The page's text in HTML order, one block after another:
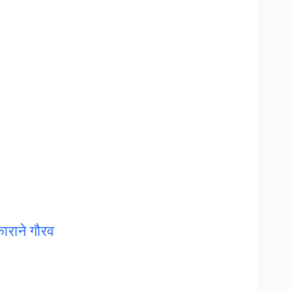
गौरव